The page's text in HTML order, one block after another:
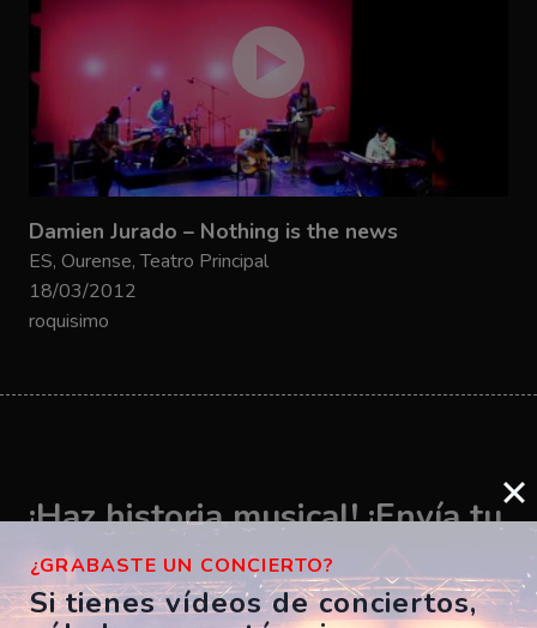
Damien Jurado – Nothing is the news
ES, Ourense, Teatro Principal
18/03/2012
roquisimo
¡Haz historia musical! ¡Envía tu
vídeo ahora!
¿GRABASTE UN CONCIERTO?
Si tienes vídeos de conciertos,